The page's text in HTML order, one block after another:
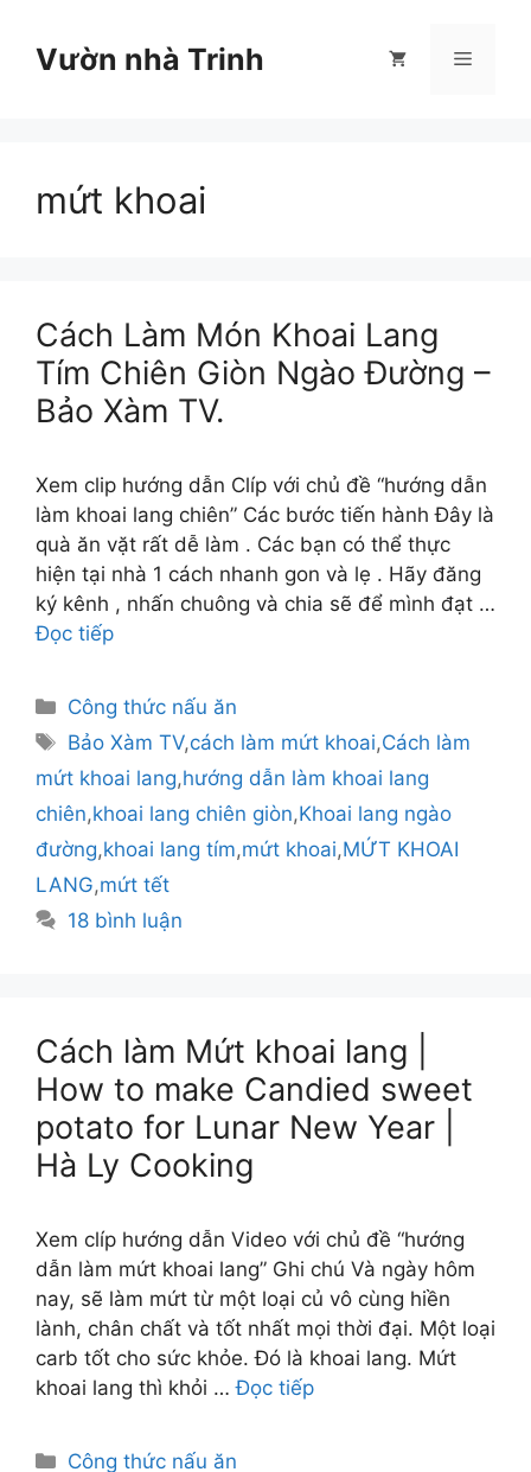
Vườn nhà Trinh Menu
mứt khoai
Cách Làm Món Khoai Lang
Tím Chiên Giòn Ngào Đường –
Bảo Xàm TV.
Xem clip hướng dẫn Clíp với chủ đề “hướng dẫn
làm khoai lang chiên” Các bước tiến hành Đây là
quà ăn vặt rất dễ làm . Các bạn có thể thực
hiện tại nhà 1 cách nhanh gon và lẹ . Hãy đăng
ký kênh , nhấn chuông và chia sẽ để mình đạt …
Đọc tiếp
Danh
mục
Công thức nấu ăn
Thẻ
Bảo Xàm TV,cách làm mứt khoai,Cách làm
mứt khoai lang,hướng dẫn làm khoai lang
chiên,khoai lang chiên giòn,Khoai lang ngào
đường,khoai lang tím,mứt khoai,MỨT KHOAI
LANG,mứt tết
18 bình luận
Cách làm Mứt khoai lang |
How to make Candied sweet
potato for Lunar New Year |
Hà Ly Cooking
Xem clíp hướng dẫn Video với chủ đề “hướng
dẫn làm mứt khoai lang” Ghi chú Và ngày hôm
nay, sẽ làm mứt từ một loại củ vô cùng hiền
lành, chân chất và tốt nhất mọi thời đại. Một loại
carb tốt cho sức khỏe. Đó là khoai lang. Mứt
khoai lang thì khỏi …Đọc tiếp
Danh
Công thức nấu ăn